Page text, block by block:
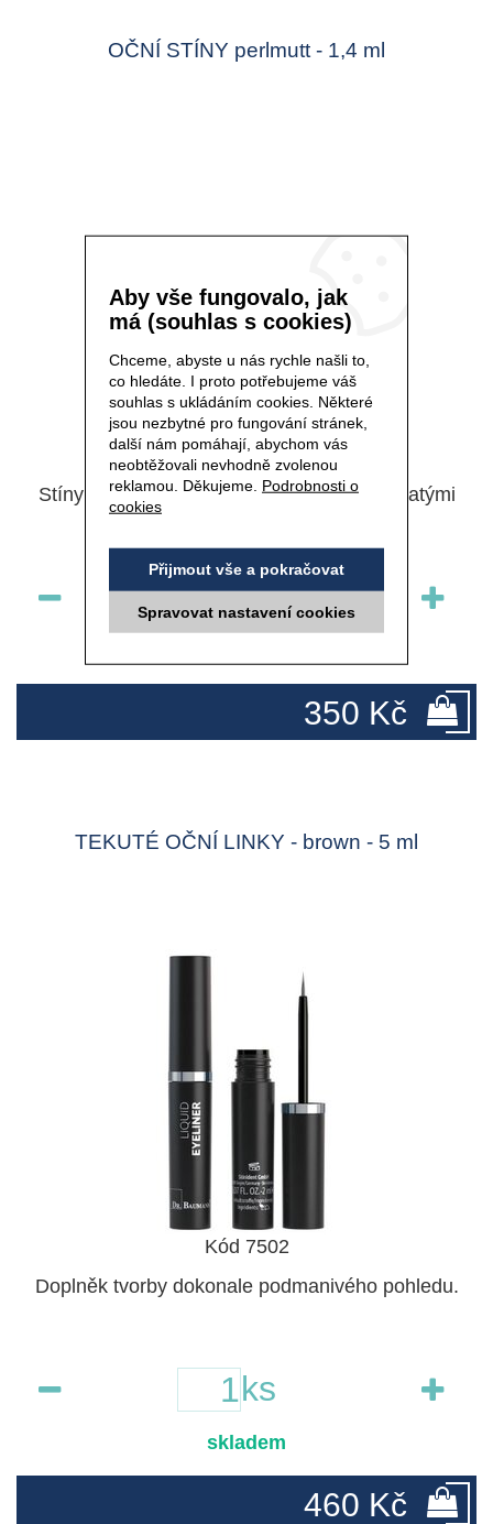
OČNÍ STÍNY perlmutt - 1,4 ml
Kód 7090
Stíny v podobě kompaktního prášku s bohatými
ks
350 Kč
TEKUTÉ OČNÍ LINKY - brown - 5 ml
Kód 7502
Doplněk tvorby dokonale podmanivého pohledu.
ks
skladem
460 Kč
Aby vše fungovalo, jak
má (souhlas s cookies)
Chceme, abyste u nás rychle našli to,
co hledáte. I proto potřebujeme váš
souhlas s ukládáním cookies. Některé
jsou nezbytné pro fungování stránek,
další nám pomáhají, abychom vás
neobtěžovali nevhodně zvolenou
reklamou. Děkujeme. Podrobnosti o
cookies
Spravovat nastavení cookies
Přijmout vše a pokračovat